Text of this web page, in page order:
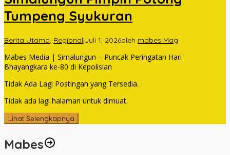
Tumpeng Syukuran
Berita Utama, Regional|Juli 1, 2026oleh mabes Mag
Mabes Media | Simalungun – Puncak Peringatan Hari
Bhayangkara ke-80 di Kepolisian
Tidak Ada Lagi Postingan yang Tersedia.
Tidak ada lagi halaman untuk dimuat.
Lihat Selengkapnya
Mabes